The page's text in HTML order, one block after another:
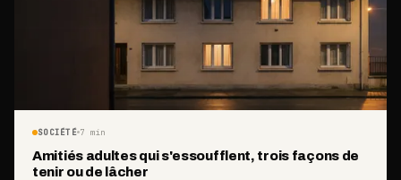
SOCIÉTÉ 7 min
Amitiés adultes qui s'essoufflent, trois façons de
tenir ou de lâcher